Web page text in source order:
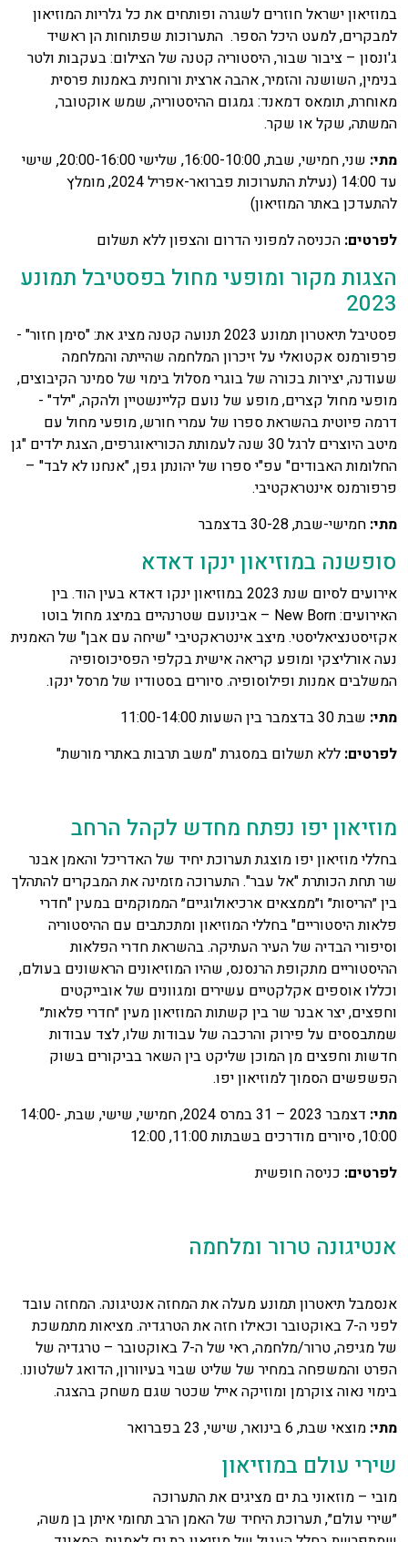
במוזיאון ישראל חוזרים לשגרה ופותחים את כל גלריות המוזיאון
למבקרים, למעט היכל הספר. התערוכות שפתוחות הן ראשיד
ג'ונסון – ציבור שבור, היסטוריה קטנה של הצילום: בעקבות ולטר
בנימין, השושנה והזמיר, אהבה ארצית ורוחנית באמנות פרסית
מאוחרת, תומאס דמאנד: גמגום ההיסטוריה, שמש אוקטובר,
המשתה, שקל או שקר.
מתי:
שני, חמישי, שבת, 16:00-10:00, שלישי 20:00-16:00, שישי
עד 14:00 (נעילת התערוכות פברואר-אפריל 2024, מומלץ
להתעדכן באתר המוזיאון)
לפרטים: הכניסה למפוני הדרום והצפון ללא תשלום
הצגות מקור ומופעי מחול בפסטיבל תמונע
2023
פסטיבל תיאטרון תמונע 2023 תנועה קטנה מציג את: "סימן חזור" -
פרפורמנס אקטואלי על זיכרון המלחמה שהייתה והמלחמה
שעודנה, יצירות בכורה של בוגרי מסלול בימוי של סמינר הקיבוצים,
מופעי מחול קצרים, מופע של נועם קליינשטיין ולהקה, "ילד" -
דרמה פיוטית בהשראת ספרו של עמרי חורש, מופעי מחול עם
מיטב היוצרים לרגל 30 שנה לעמותת הכוריאוגרפים, הצגת ילדים "גן
החלומות האבודים" עפ"י ספרו של יהונתן גפן, "אנחנו לא לבד" –
פרפורמנס אינטראקטיבי.
מתי: חמישי-שבת, 30-28 בדצמבר
סופשנה במוזיאון ינקו דאדא
אירועים לסיום שנת 2023 במוזיאון ינקו דאדא בעין הוד. בין
האירועים: New Born – אבינועם שטרנהיים במיצג מחול בוטו
אקזיסטנציאליסטי. מיצב אינטראקטיבי "שיחה עם אבן" של האמנית
נעה אורליצקי ומופע קריאה אישית בקלפי הפסיכוסופיה
המשלבים אמנות ופילוסופיה. סיורים בסטודיו של מרסל ינקו.
מתי: שבת 30 בדצמבר בין השעות 11:00-14:00
לפרטים: ללא תשלום במסגרת "משב תרבות באתרי מורשת"
מוזיאון יפו נפתח מחדש לקהל הרחב
בחללי מוזיאון יפו מוצגת תערוכת יחיד של האדריכל והאמן אבנר
שר תחת הכותרת "אל עבר". התערוכה מזמינה את המבקרים להתהלך
בין ״הריסות״ ו״ממצאים ארכיאולוגיים״ הממוקמים במעין "חדרי
פלאות היסטוריים" בחללי המוזיאון ומתכתבים עם ההיסטוריה
וסיפורי הבדיה של העיר העתיקה. בהשראת חדרי הפלאות
ההיסטוריים מתקופת הרנסנס, שהיו המוזיאונים הראשונים בעולם,
וכללו אוספים אקלקטיים עשירים ומגוונים של אובייקטים
וחפצים, יצר אבנר שר בין קשתות המוזיאון מעין ״חדרי פלאות״
שמתבססים על פירוק והרכבה של עבודות שלו, לצד עבודות
חדשות וחפצים מן המוכן שליקט בין השאר בביקורים בשוק
הפשפשים הסמוך למוזיאון יפו.
מתי:
דצמבר 2023 – 31 במרס 2024, חמישי, שישי, שבת, 14:00-
10:00, סיורים מודרכים בשבתות 11:00, 12:00
לפרטים: כניסה חופשית
אנטיגונה טרור ומלחמה
אנסמבל תיאטרון תמונע מעלה את המחזה אנטיגונה. המחזה עובד
לפני ה-7 באוקטובר וכאילו חזה את הטרגדיה. מציאות מתמשכת
של מגיפה, טרור/מלחמה, ראי של ה-7 באוקטובר – טרגדיה של
הפרט והמשפחה במחיר של שליט שבוי בעיוורון, הדואג לשלטונו.
בימוי נאוה צוקרמן ומוזיקה אייל שכטר שגם משחק בהצגה.
מתי: מוצאי שבת, 6 בינואר, שישי, 23 בפברואר
שירי עולם במוזיאון
מובי – מוזאוני בת ים מציגים את התערוכה
״שירי עולם״, תערוכת היחיד של האמן הרב תחומי איתן בן משה,